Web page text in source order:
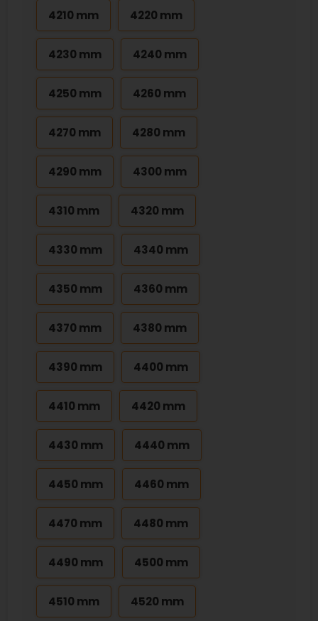
4210 mm 4220 mm
4230 mm 4240 mm
4250 mm 4260 mm
4270 mm 4280 mm
4290 mm 4300 mm
4310 mm 4320 mm
4330 mm 4340 mm
4350 mm 4360 mm
4370 mm 4380 mm
4390 mm 4400 mm
4410 mm 4420 mm
4430 mm 4440 mm
4450 mm 4460 mm
4470 mm 4480 mm
4490 mm 4500 mm
4510 mm 4520 mm